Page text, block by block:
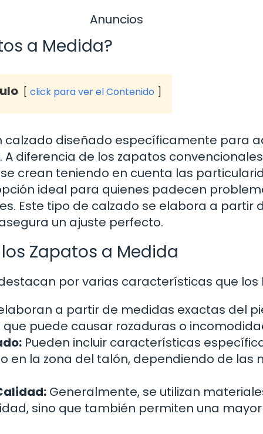
Anuncios
a Medida?
click para ver el Contenido
calzado diseñado específicamente para
diferencia de los zapatos
crean teniendo en cuenta las
ideal para quienes padecen
Este tipo de calzado se elabora a partir
un ajuste perfecto.
Zapatos a Medida
por varias características que los
a partir de medidas exactas del
puede causar rozaduras o
Pueden incluir características
en la zona del talón, dependiendo de las
Generalmente, se utilizan
sino que también permiten una